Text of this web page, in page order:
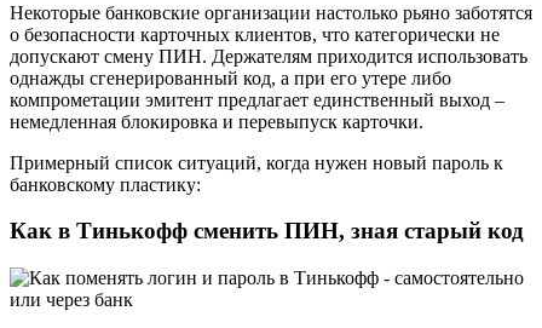
Некоторые банковские организации настолько рьяно заботятся
о безопасности карточных клиентов, что категорически не
допускают смену ПИН. Держателям приходится использовать
однажды сгенерированный код, а при его утере либо
компрометации эмитент предлагает единственный выход –
немедленная блокировка и перевыпуск карточки.
Примерный список ситуаций, когда нужен новый пароль к
банковскому пластику:
Как в Тинькофф сменить ПИН, зная старый код